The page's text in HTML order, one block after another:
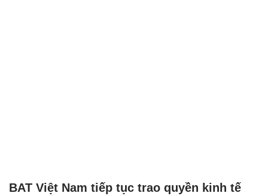
BAT Việt Nam tiếp tục trao quyền kinh tế